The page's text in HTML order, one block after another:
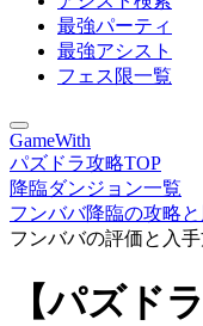
最強パーティ
最強アシスト
フェス限一覧
GameWith
パズドラ攻略TOP
降臨ダンジョン一覧
フンババ降臨の攻略
フンババの評価と入
【パズド